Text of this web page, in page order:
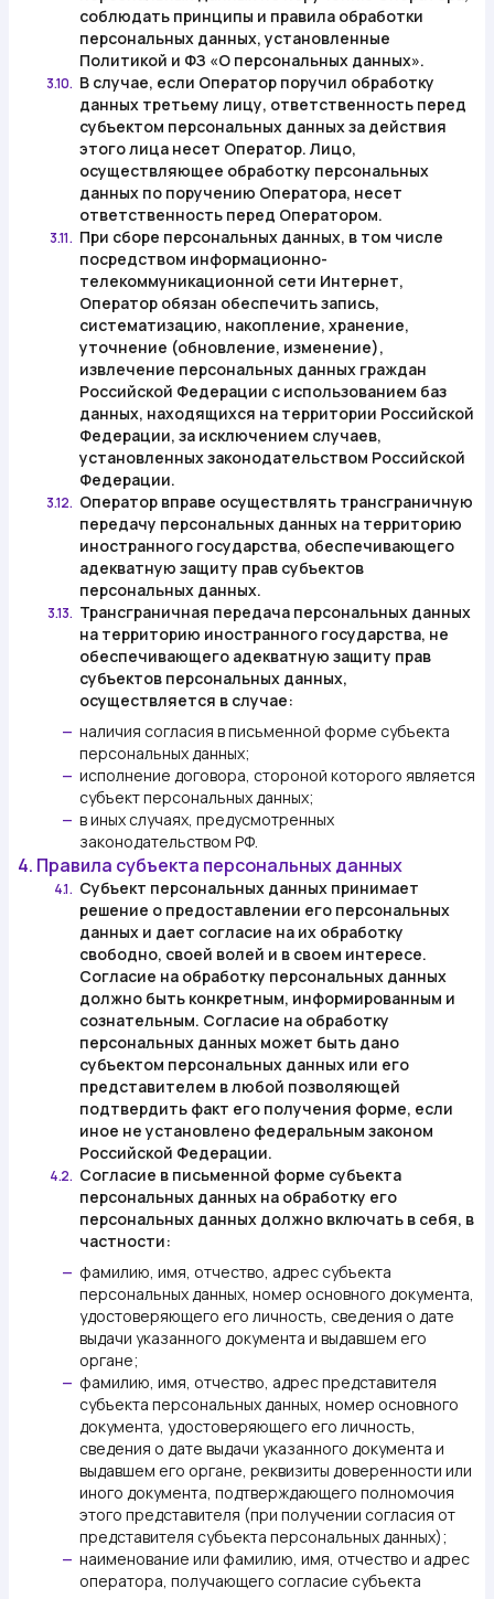
соблюдать принципы и правила обработки
персональных данных, установленные
Политикой и ФЗ «О персональных данных».
3.10. В случае, если Оператор поручил обработку
данных третьему лицу, ответственность перед
субъектом персональных данных за действия
этого лица несет Оператор. Лицо,
осуществляющее обработку персональных
данных по поручению Оператора, несет
ответственность перед Оператором.
3.11. При сборе персональных данных, в том числе
посредством информационно-
телекоммуникационной сети Интернет,
Оператор обязан обеспечить запись,
систематизацию, накопление, хранение,
уточнение (обновление, изменение),
извлечение персональных данных граждан
Российской Федерации с использованием баз
данных, находящихся на территории Российской
Федерации, за исключением случаев,
установленных законодательством Российской
Федерации.
3.12. Оператор вправе осуществлять трансграничную
передачу персональных данных на территорию
иностранного государства, обеспечивающего
адекватную защиту прав субъектов
персональных данных.
3.13. Трансграничная передача персональных данных
на территорию иностранного государства, не
обеспечивающего адекватную защиту прав
субъектов персональных данных,
осуществляется в случае:
— наличия согласия в письменной форме субъекта
персональных данных;
— исполнение договора, стороной которого является
субъект персональных данных;
— в иных случаях, предусмотренных
законодательством РФ.
4. Правила субъекта персональных данных
4.1. Субъект персональных данных принимает
решение о предоставлении его персональных
данных и дает согласие на их обработку
свободно, своей волей и в своем интересе.
Согласие на обработку персональных данных
должно быть конкретным, информированным и
сознательным. Согласие на обработку
персональных данных может быть дано
субъектом персональных данных или его
представителем в любой позволяющей
подтвердить факт его получения форме, если
иное не установлено федеральным законом
Российской Федерации.
4.2. Согласие в письменной форме субъекта
персональных данных на обработку его
персональных данных должно включать в себя, в
частности:
— фамилию, имя, отчество, адрес субъекта
персональных данных, номер основного документа,
удостоверяющего его личность, сведения о дате
выдачи указанного документа и выдавшем его
органе;
— фамилию, имя, отчество, адрес представителя
субъекта персональных данных, номер основного
документа, удостоверяющего его личность,
сведения о дате выдачи указанного документа и
выдавшем его органе, реквизиты доверенности или
иного документа, подтверждающего полномочия
этого представителя (при получении согласия от
представителя субъекта персональных данных);
— наименование или фамилию, имя, отчество и адрес
оператора, получающего согласие субъекта